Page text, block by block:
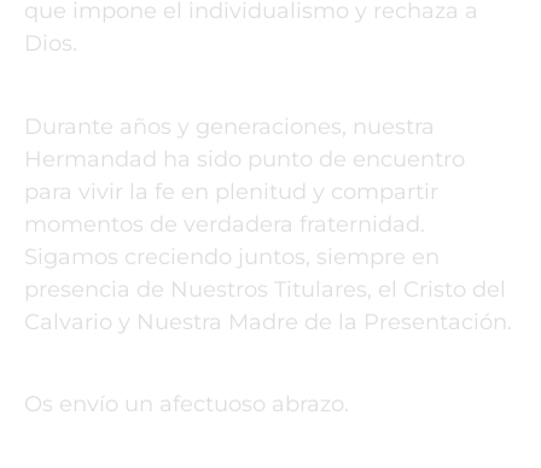
que impone el individualismo y rechaza a
Dios.
Durante años y generaciones, nuestra
Hermandad ha sido punto de encuentro
para vivir la fe en plenitud y compartir
momentos de verdadera fraternidad.
Sigamos creciendo juntos, siempre en
presencia de Nuestros Titulares, el Cristo del
Calvario y Nuestra Madre de la Presentación.
Os envío un afectuoso abrazo.